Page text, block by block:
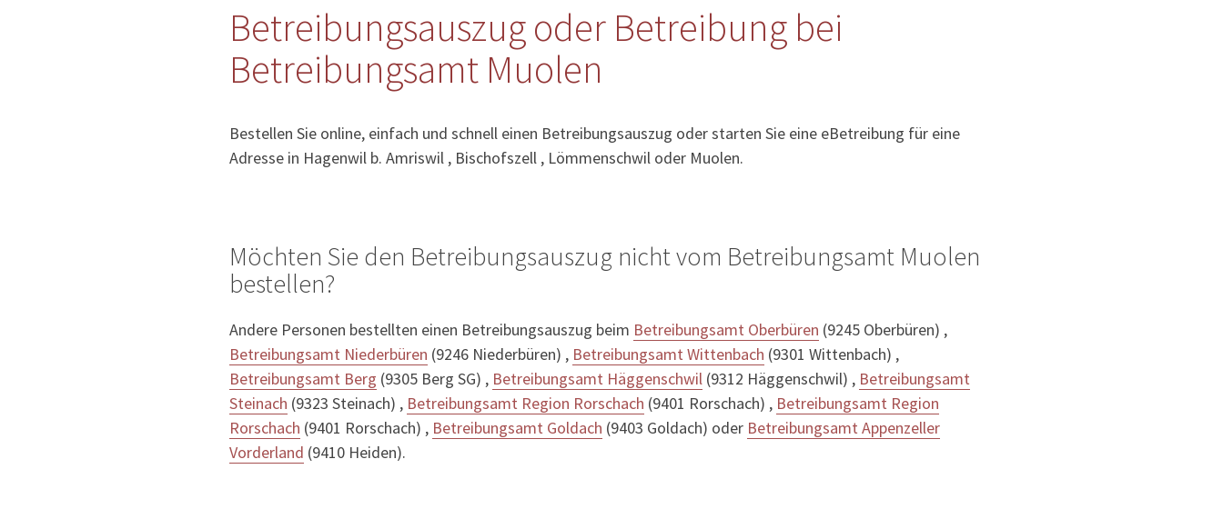
Betreibungsauszug oder Betreibung bei
Betreibungsamt Muolen
Bestellen Sie online, einfach und schnell einen Betreibungsauszug oder starten Sie eine eBetreibung für eine
Adresse in Hagenwil b. Amriswil , Bischofszell , Lömmenschwil oder Muolen.
Möchten Sie den Betreibungsauszug nicht vom Betreibungsamt Muolen
bestellen?
Andere Personen bestellten einen Betreibungsauszug beim Betreibungsamt Oberbüren (9245 Oberbüren) ,
Betreibungsamt Niederbüren (9246 Niederbüren) , Betreibungsamt Wittenbach (9301 Wittenbach) ,
Betreibungsamt Berg (9305 Berg SG) , Betreibungsamt Häggenschwil (9312 Häggenschwil) , Betreibungsamt
Steinach (9323 Steinach) , Betreibungsamt Region Rorschach (9401 Rorschach) , Betreibungsamt Region
Rorschach (9401 Rorschach) , Betreibungsamt Goldach (9403 Goldach) oder Betreibungsamt Appenzeller
Vorderland (9410 Heiden).